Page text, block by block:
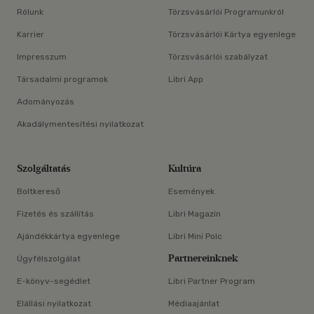
Rólunk
Karrier
Impresszum
Társadalmi programok
Adományozás
Akadálymentesítési nyilatkozat
Törzsvásárlói Programunkról
Törzsvásárlói Kártya egyenlege
Törzsvásárlói szabályzat
Libri App
Szolgáltatás
Boltkereső
Fizetés és szállítás
Ajándékkártya egyenlege
Ügyfélszolgálat
E-könyv-segédlet
Elállási nyilatkozat
Kultúra
Események
Libri Magazin
Libri Mini Polc
Partnereinknek
Libri Partner Program
Médiaajánlat